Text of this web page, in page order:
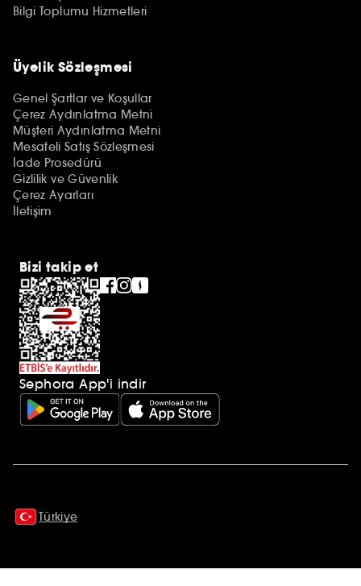
Bilgi Toplumu Hizmetleri
Üyelik Sözleşmesi
Genel Şartlar ve Koşullar
Çerez Aydınlatma Metni
Müşteri Aydınlatma Metni
Mesafeli Satış Sözleşmesi
İade Prosedürü
Gizlilik ve Güvenlik
Çerez Ayarları
İletişim
Bizi takip et
Sephora App'i indir
Türkiye